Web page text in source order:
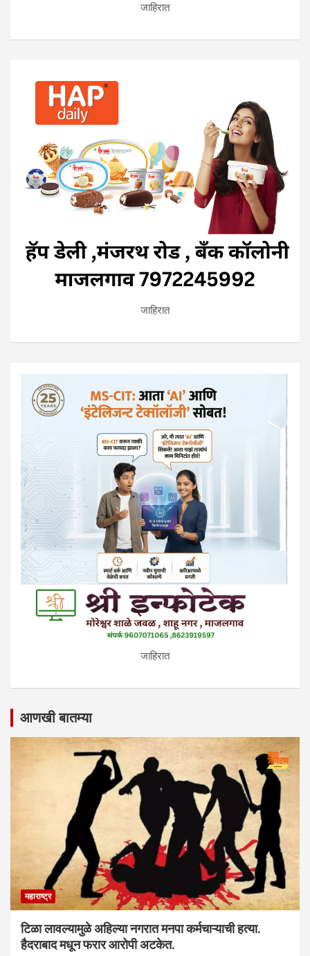
जाहिरात
जाहिरात
जाहिरात
आणखी बातम्या
महाराष्ट्र
टिळा लावल्यामुळे अहिल्या नगरात मनपा कर्मचाऱ्याची हत्या.
हैदराबाद मधून फरार आरोपी अटकेत.